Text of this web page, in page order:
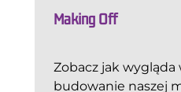
Making Off
Zobacz jak wygląda
budowanie naszej